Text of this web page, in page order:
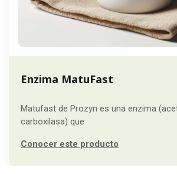
Enzima MatuFast
Matufast de Prozyn es una enzima
carboxilasa) que
Conocer este producto